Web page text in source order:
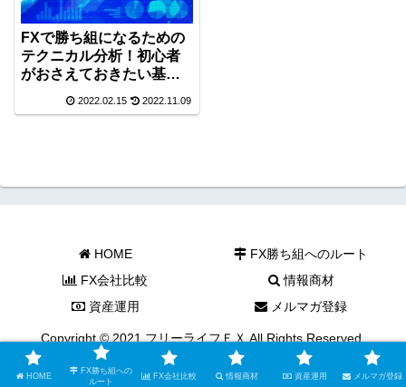
FXで勝ち組になるための
テクニカル分析！初心者
がおさえておきたい基礎
2022.02.15 2022.11.09
HOME
FX勝ち組へのルート
FX会社比較
情報商材
資産運用
メルマガ登録
Copyright © 2021 フリーライフＦＸ All Rights Reserved.
HOME
FX勝ち組への
ルート
FX会社比較 情報商材 資産運用 メルマガ登録